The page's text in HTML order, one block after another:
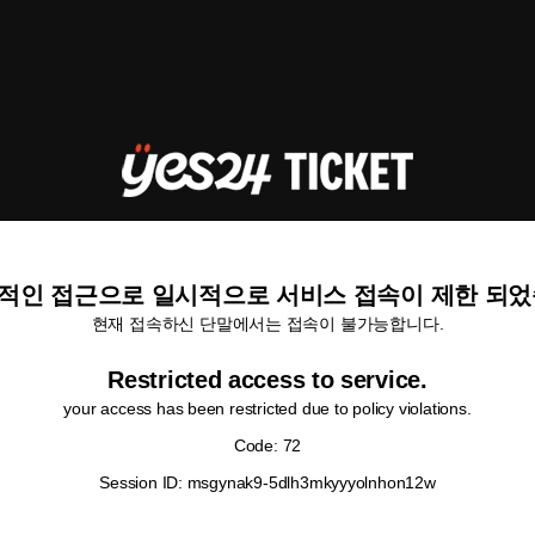
인 접근으로 일시적으로 서비스 접속이 제한 되
현재 접속하신 단말에서는 접속이 불가능합니다.
Restricted access to service.
your access has been restricted due to policy violations.
Code: 72
Session ID: msgynak9-5dlh3mkyyyolnhon12w